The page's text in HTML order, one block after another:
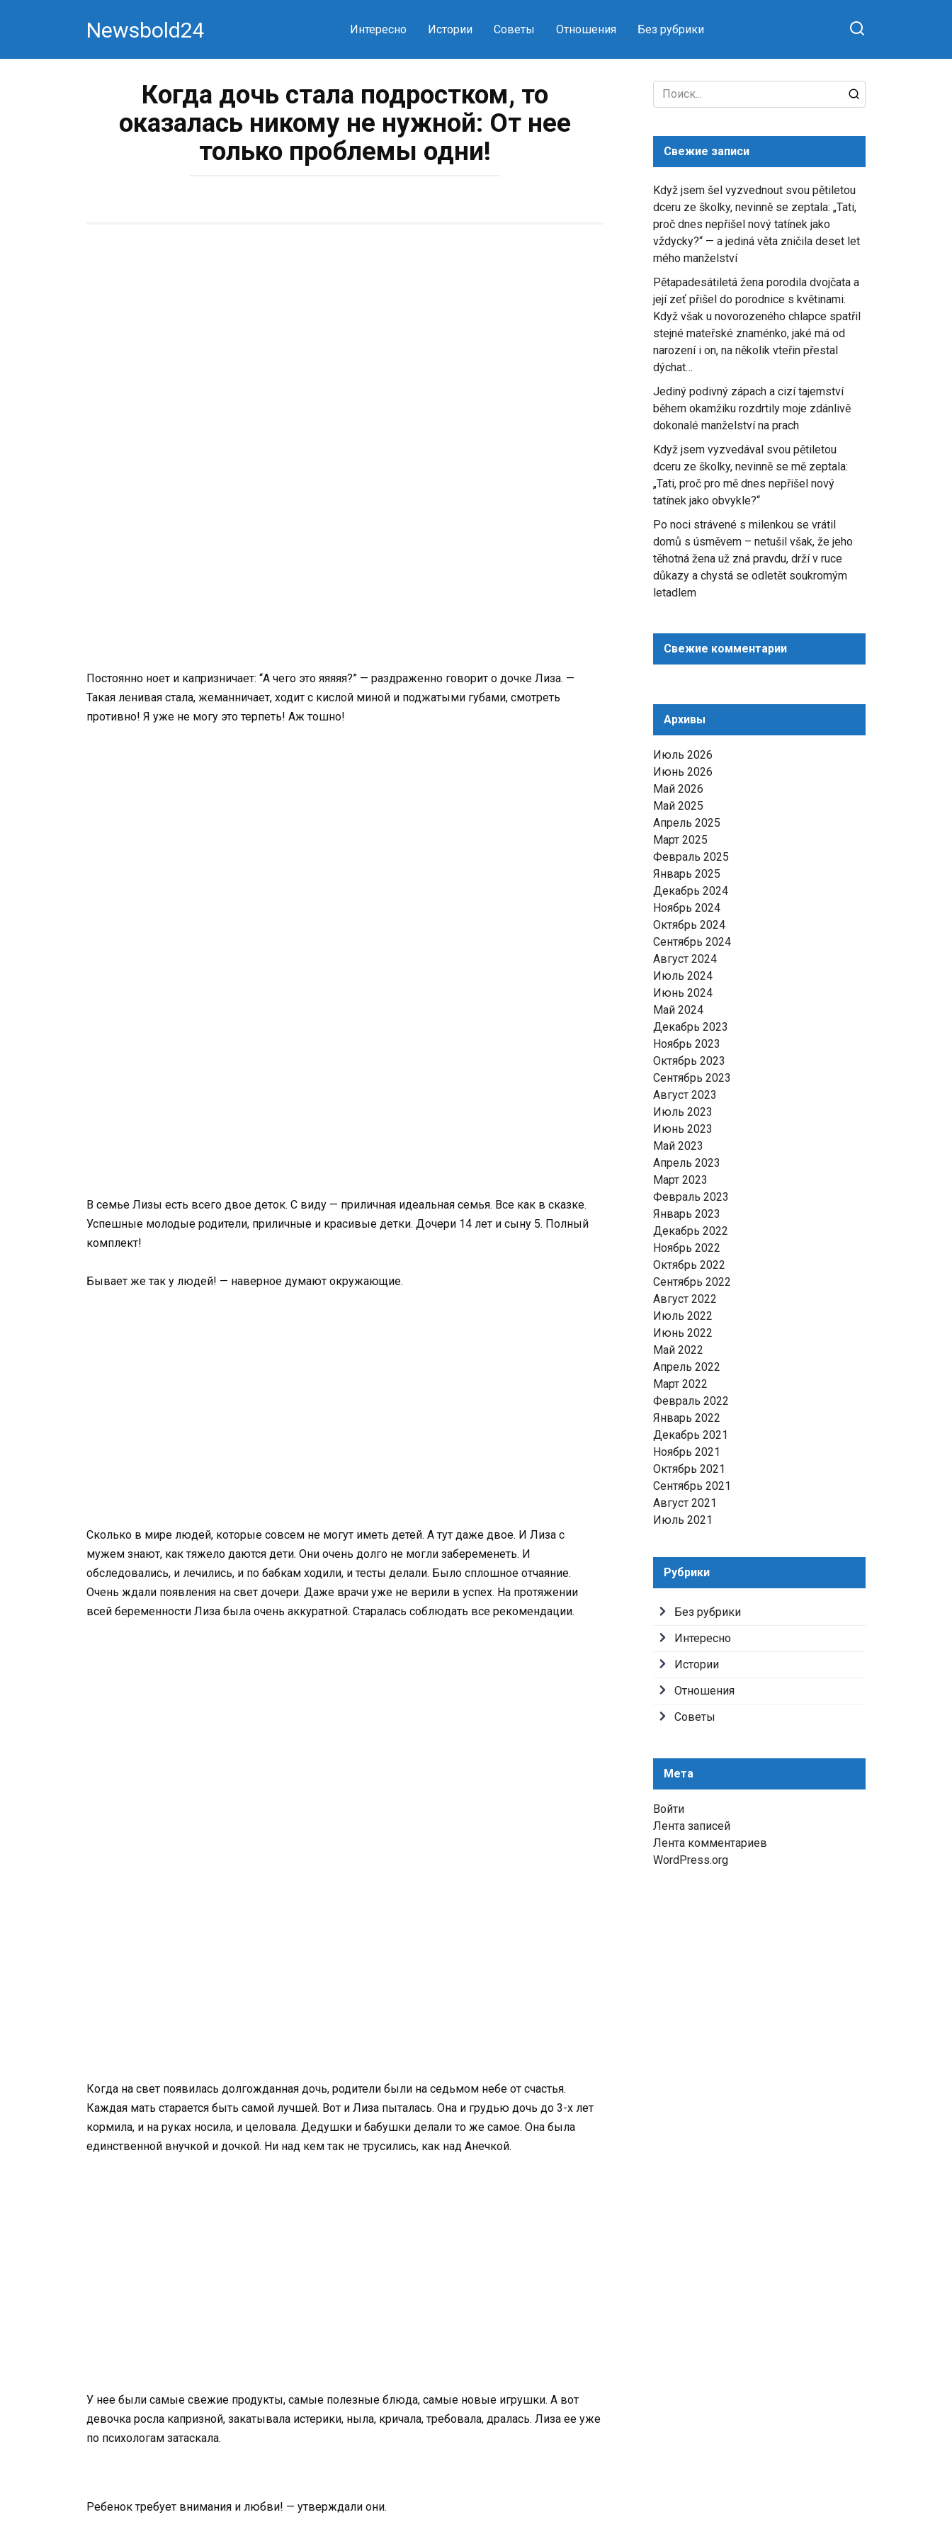
Newsbold24 Интересно Истории Советы Отношения Без рубрики
Когда дочь стала подростком, то
оказалась никому не нужной: От нее
только проблемы одни!
Постоянно ноет и капризничает: “А чего это яяяяя?” — раздраженно говорит о дочке Лиза. —
Такая ленивая стала, жеманничает, ходит с кислой миной и поджатыми губами, смотреть
противно! Я уже не могу это терпеть! Аж тошно!
В семье Лизы есть всего двое деток. С виду — приличная идеальная семья. Все как в сказке.
Успешные молодые родители, приличные и красивые детки. Дочери 14 лет и сыну 5. Полный
комплект!
Бывает же так у людей! — наверное думают окружающие.
Сколько в мире людей, которые совсем не могут иметь детей. А тут даже двое. И Лиза с
мужем знают, как тяжело даются дети. Они очень долго не могли забеременеть. И
обследовались, и лечились, и по бабкам ходили, и тесты делали. Было сплошное отчаяние.
Очень ждали появления на свет дочери. Даже врачи уже не верили в успех. На протяжении
всей беременности Лиза была очень аккуратной. Старалась соблюдать все рекомендации.
Когда на свет появилась долгожданная дочь, родители были на седьмом небе от счастья.
Каждая мать старается быть самой лучшей. Вот и Лиза пыталась. Она и грудью дочь до 3-х лет
кормила, и на руках носила, и целовала. Дедушки и бабушки делали то же самое. Она была
единственной внучкой и дочкой. Ни над кем так не трусились, как над Анечкой.
У нее были самые свежие продукты, самые полезные блюда, самые новые игрушки. А вот
девочка росла капризной, закатывала истерики, ныла, кричала, требовала, дралась. Лиза ее уже
по психологам затаскала.
Ребенок требует внимания и любви! — утверждали они.
Search
for:
Свежие записи
Když jsem šel vyzvednout svou pětiletou
dceru ze školky, nevinně se zeptala: „Tati,
proč dnes nepřišel nový tatínek jako
vždycky?“ — a jediná věta zničila deset let
mého manželství
Pětapadesátiletá žena porodila dvojčata a
její zeť přišel do porodnice s květinami.
Když však u novorozeného chlapce spatřil
stejné mateřské znaménko, jaké má od
narození i on, na několik vteřin přestal
dýchat…
Jediný podivný zápach a cizí tajemství
během okamžiku rozdrtily moje zdánlivě
dokonalé manželství na prach
Když jsem vyzvedával svou pětiletou
dceru ze školky, nevinně se mě zeptala:
„Tati, proč pro mě dnes nepřišel nový
tatínek jako obvykle?“
Po noci strávené s milenkou se vrátil
domů s úsměvem – netušil však, že jeho
těhotná žena už zná pravdu, drží v ruce
důkazy a chystá se odletět soukromým
letadlem
Свежие комментарии
Архивы
Июль 2026
Июнь 2026
Май 2026
Май 2025
Апрель 2025
Март 2025
Февраль 2025
Январь 2025
Декабрь 2024
Ноябрь 2024
Октябрь 2024
Сентябрь 2024
Август 2024
Июль 2024
Июнь 2024
Май 2024
Декабрь 2023
Ноябрь 2023
Октябрь 2023
Сентябрь 2023
Август 2023
Июль 2023
Июнь 2023
Май 2023
Апрель 2023
Март 2023
Февраль 2023
Январь 2023
Декабрь 2022
Ноябрь 2022
Октябрь 2022
Сентябрь 2022
Август 2022
Июль 2022
Июнь 2022
Май 2022
Апрель 2022
Март 2022
Февраль 2022
Январь 2022
Декабрь 2021
Ноябрь 2021
Октябрь 2021
Сентябрь 2021
Август 2021
Июль 2021
Рубрики
Без рубрики
Интересно
Истории
Отношения
Советы
Мета
Войти
Лента записей
Лента комментариев
WordPress.org